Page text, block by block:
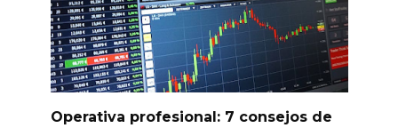
Operativa profesional: 7 consejos de